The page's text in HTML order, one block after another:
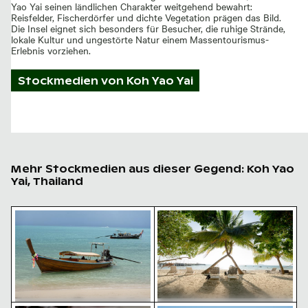
Yao Yai seinen ländlichen Charakter weitgehend bewahrt:
Reisfelder, Fischerdörfer und dichte Vegetation prägen das Bild.
Die Insel eignet sich besonders für Besucher, die ruhige Strände,
lokale Kultur und ungestörte Natur einem Massentourismus-
Erlebnis vorziehen.
Stockmedien von Koh Yao Yai
Mehr Stockmedien aus dieser Gegend: Koh Yao
Yai, Thailand
Traditionelles Langheckboot am tropischen Strand
Tropischer Strand mit